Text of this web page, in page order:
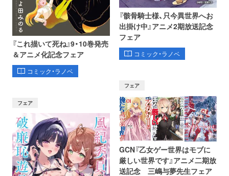
『これ描いて死ね』9・10巻発売
＆アニメ化記念フェア
コミック・ラノベ
『骸骨騎士様、只今異世界へお
出掛け中』アニメ2期放送記念
フェア
コミック・ラノベ
フェア
フェア
GCN『乙女ゲー世界はモブに
厳しい世界です』アニメ二期放
送記念 三嶋与夢先生フェア